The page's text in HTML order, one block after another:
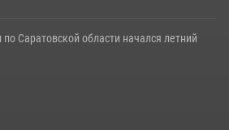
Саратовской области начался летний